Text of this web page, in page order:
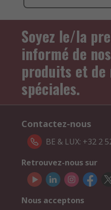
Soyez le/la
informé de
produits et de
spéciales.
Contactez-nous
BE & LUX: +32 2
Retrouvez-nous sur
Nous acceptons